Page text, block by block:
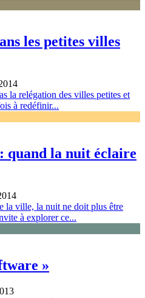
les petites villes
la relégation des villes petites et
à redéfinir...
quand la nuit éclaire
la ville, la nuit ne doit plus être
à explorer ce...
»